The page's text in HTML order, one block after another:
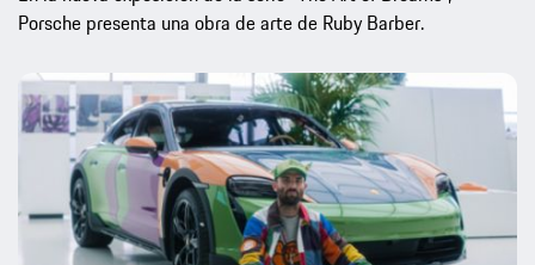
Porsche presenta una obra de arte de Ruby Barber.